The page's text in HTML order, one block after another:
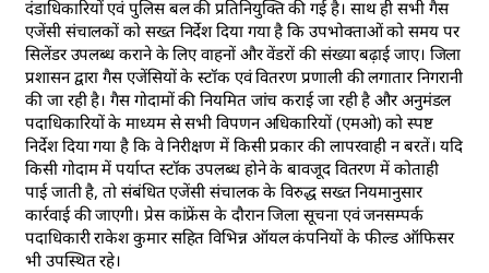
दंडाधिकारियों एवं पुलिस बल की प्रतिनियुक्ति की गई है। साथ ही सभी गैस
एजेंसी संचालकों को सख्त निर्देश दिया गया है कि उपभोक्ताओं को समय पर
सिलेंडर उपलब्ध कराने के लिए वाहनों और वेंडरों की संख्या बढ़ाई जाए। जिला
प्रशासन द्वारा गैस एजेंसियों के स्टॉक एवं वितरण प्रणाली की लगातार निगरानी
की जा रही है। गैस गोदामों की नियमित जांच कराई जा रही है और अनुमंडल
पदाधिकारियों के माध्यम से सभी विपणन अधिकारियों (एमओ) को स्पष्ट
निर्देश दिया गया है कि वे निरीक्षण में किसी प्रकार की लापरवाही न बरतें। यदि
किसी गोदाम में पर्याप्त स्टॉक उपलब्ध होने के बावजूद वितरण में कोताही
पाई जाती है, तो संबंधित एजेंसी संचालक के विरुद्ध सख्त नियमानुसार
कार्रवाई की जाएगी। प्रेस कांफ्रेंस के दौरान जिला सूचना एवं जनसम्पर्क
पदाधिकारी राकेश कुमार सहित विभिन्न ऑयल कंपनियों के फील्ड ऑफिसर
भी उपस्थित रहे।